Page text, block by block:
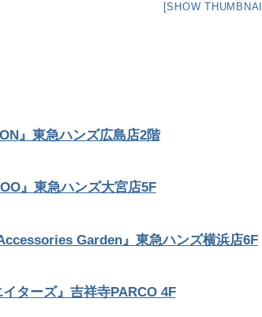
[SHOW
』東急ハンズ広島店2階
』東急ハンズ大宮店5F
Garden』東急ハンズ横浜店6F
ターズ』吉祥寺PARCO 4F